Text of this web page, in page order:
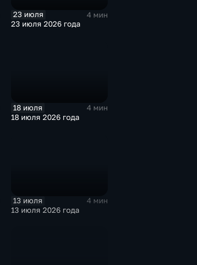
23 июля
4 мин
23 июля 2026 года
18 июля
4 мин
18 июля 2026 года
13 июля
4 мин
13 июля 2026 года